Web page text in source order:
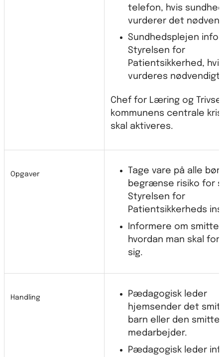
telefon, hvis
vurderer det
Sundhedsplejen
Styrelsen for
Patientsikkerhed,
vurderes nødvendigt.
Chef for Læring og Trivsel
kommunens centrale
skal aktiveres.
Opgaver
Tage vare på alle
begrænse risiko for
Styrelsen for
Patientsikkerheds
Informere om
hvordan man skal
sig.
Handling
Pædagogisk leder
hjemsender det
barn eller den
medarbejder.
Pædagogisk leder